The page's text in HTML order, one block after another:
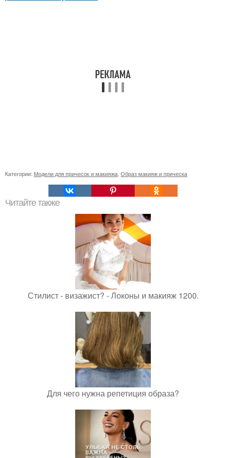
Категории: Модели для причесок и макияжа Образ макияж и прическа
Читайте также
Стилист - визажист? - Локоны и макияж 1200.
Для чего нужна репетиция образа?